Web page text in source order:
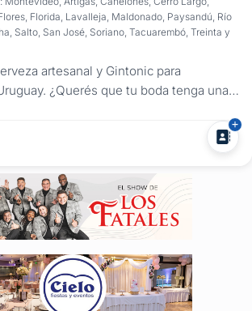
Florida, Lavalleja, Maldonado, Paysandú, Río
Salto, San José, Soriano, Tacuarembó, Treinta y
artesanal y Gintonic para
¿Querés que tu boda tenga una
una experiencia completa con cerveza
o tirada y gintonic de autor, ideal para